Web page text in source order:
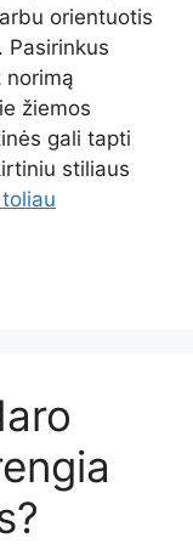
orientuotis
Pasirinkus
norimą
žiemos
gali tapti
stiliaus